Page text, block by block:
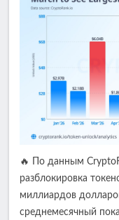
🔥 По данным
разблокировка
миллиардов
среднемесячный